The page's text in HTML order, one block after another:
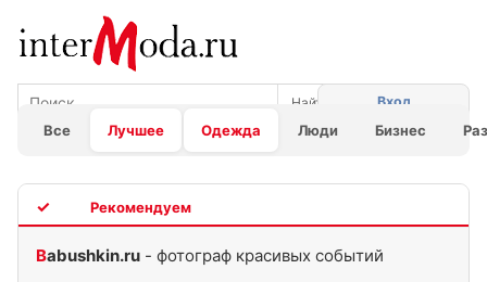
Все Лучшее Одежда Люди Бизнес
Вход
Babushkin.ru - фотограф красивых событий